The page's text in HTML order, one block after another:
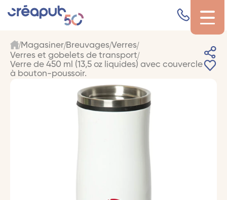
Magasiner Breuvages Verres
Verres et gobelets de transport
Verre de 450 ml (13,5 oz liquides) avec couvercle
à bouton-poussoir.